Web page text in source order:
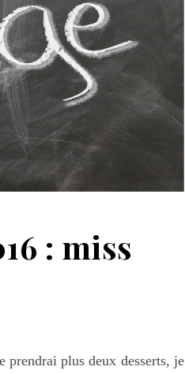
: miss
plus deux desserts, je